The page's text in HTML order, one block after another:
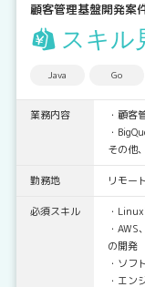
顧客管理基盤開発案
スキル
Java Go
業務内容
・顧客
・
その他
勤務地 リモー
必須スキル
・
・
の開発
・ソフ
・エン